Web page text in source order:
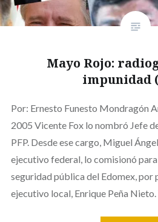
Mayo Rojo:
impunidad
Por: Ernesto Funesto Mondragón
2005 Vicente Fox lo nombró Jefe
PFP. Desde ese cargo, Miguel
ejecutivo federal, lo comisionó
seguridad pública del Edomex, por
ejecutivo local, Enrique Peña Nieto.